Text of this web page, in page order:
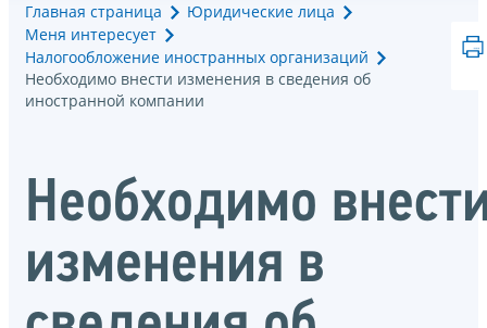
Главная страница
Юридические лица
Меня интересует
Налогообложение иностранных организаций
Необходимо внести изменения в сведения об
иностранной компании
Необходимо
изменения в